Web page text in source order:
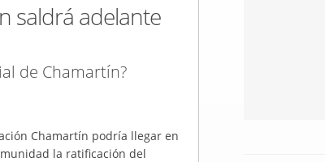
saldrá adelante
de Chamartín?
Chamartín podría llegar en
la ratificación del